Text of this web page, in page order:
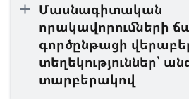
Մասնագիտական
որակավորումների
գործընթացի
տեղեկություններ՝
տարբերակով